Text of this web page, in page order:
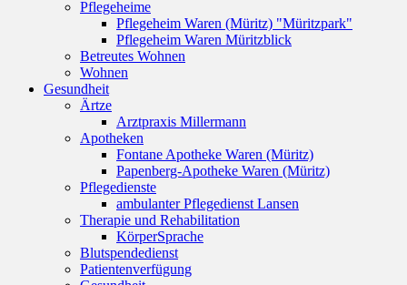
Pflegeheime
Pflegeheim Waren (Müritz) "Müritzpark"
Pflegeheim Waren Müritzblick
Betreutes Wohnen
Wohnen
Gesundheit
Ärtze
Arztpraxis Millermann
Apotheken
Fontane Apotheke Waren (Müritz)
Papenberg-Apotheke Waren (Müritz)
Pflegedienste
ambulanter Pflegedienst Lansen
Therapie und Rehabilitation
KörperSprache
Blutspendedienst
Patientenverfügung